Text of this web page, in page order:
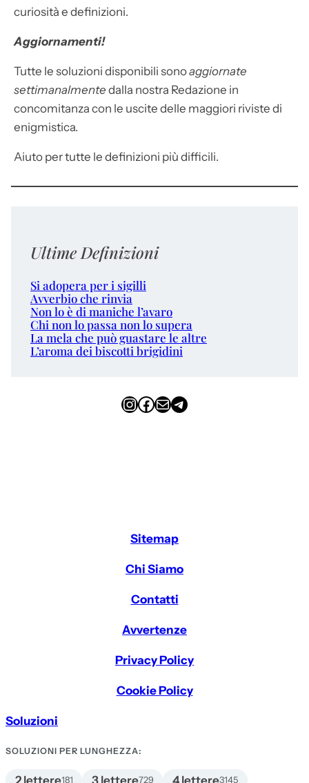
curiosità e definizioni.
Aggiornamenti!
Tutte le soluzioni disponibili sonoaggiornate
settimanalmente dalla nostra Redazione in
concomitanza con le uscite delle maggiori riviste di
enigmistica.
Aiuto per tutte le definizioni più difficili.
Ultime Definizioni
Si adopera per i sigilli
Avverbio che rinvia
Non lo è di maniche l’avaro
Chi non lo passa non lo supera
La mela che può guastare le altre
L’aroma dei biscotti brigidini
InstagramFacebook Email Telegram
Sitemap
Chi Siamo
Contatti
Avvertenze
Privacy Policy
Cookie Policy
Soluzioni
SOLUZIONI PER LUNGHEZZA:
181 729 3145